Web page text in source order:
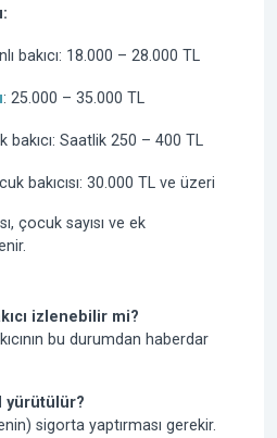
bakıcı: 18.000 – 28.000 TL
: 25.000 – 35.000 TL
Saatlik 250 – 400 TL
bakıcısı: 30.000 TL ve üzeri
çocuk sayısı ve ek
izlenebilir mi?
bu durumdan haberdar
yürütülür?
sigorta yaptırması gerekir.